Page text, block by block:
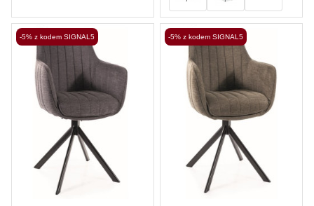
-5% z kodem SIGNAL5 -5% z kodem SIGNAL5